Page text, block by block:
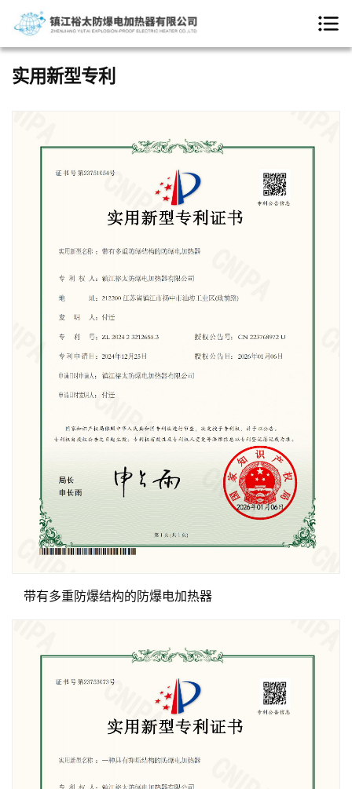
实用新型专利
带有多重防爆结构的防爆电加热器